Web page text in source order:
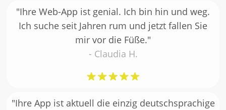
"Ihre Web-App ist genial. Ich bin hin und weg.
Ich suche seit Jahren rum und jetzt fallen Sie
mir vor die Füße."
- Claudia H.
"Ihre App ist aktuell die einzig deutschsprachige